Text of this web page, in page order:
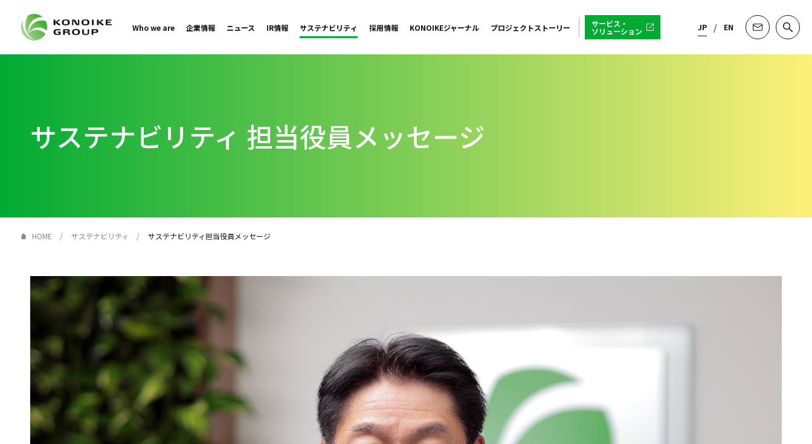
Who we are 企業情報 ニュース IR情報 サステナビリティ 採用情報 KONOIKEジャーナル プロジェクトストーリー サービス・
ソリューション JP EN
サステナビリティ 担当役員メッセージ
HOME サステナビリティ サステナビリティ担当役員メッセージ